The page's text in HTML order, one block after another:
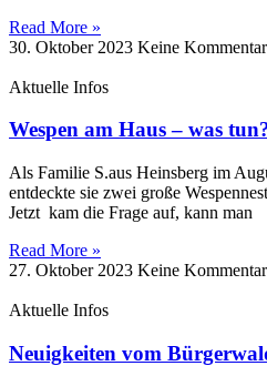
Read More »
30. Oktober 2023 Keine
Aktuelle Infos
Wespen am Haus – was
Als Familie S.aus Heinsberg im
entdeckte sie zwei große
Jetzt kam die Frage auf, kann man
Read More »
27. Oktober 2023 Keine
Aktuelle Infos
Neuigkeiten vom